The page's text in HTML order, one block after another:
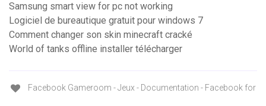
Samsung smart view for pc not working
Logiciel de bureautique gratuit pour windows 7
Comment changer son skin minecraft cracké
World of tanks offline installer télécharger
Facebook Gameroom - Jeux - Documentation - Facebook for